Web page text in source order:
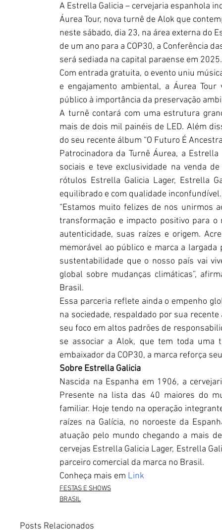
A Estrella Galicia – cervejaria espanhola
Áurea Tour, nova turnê de Alok que
neste sábado, dia 23, na área externa do
de um ano para a COP30, a Conferência
será sediada na capital paraense em
Com entrada gratuita, o evento uniu
e engajamento ambiental, a Áurea
público à importância da preservação
A turnê contará com uma estrutura
mais de dois mil painéis de LED. Além
do seu recente álbum “O Futuro É
Patrocinadora da Turnê Áurea, a
sociais e teve exclusividade na venda
rótulos Estrella Galicia Lager, Estrella
equilibrado e com qualidade
“Estamos muito felizes de nos unirmos
transformação e impacto positivo para
autenticidade, suas raízes e origem.
memorável ao público e marca a
sustentabilidade que o nosso país vai
global sobre mudanças climáticas”,
Brasil.
Essa parceria reflete ainda o empenho
na sociedade, respaldado por sua
seu foco em altos padrões de
se associar a Alok, que tem toda uma
embaixador da COP30, a marca reforça
Sobre Estrella Galicia
Nascida na Espanha em 1906, a
Presente na lista das 40 maiores do
familiar. Hoje tendo na operação
raízes na Galícia, no noroeste da
atuação pelo mundo chegando a mais
cervejas Estrella Galicia Lager, Estrella
parceiro comercial da marca no Brasil.
Conheça mais em Link
FESTAS E SHOWS
BRASIL
Posts Relacionados